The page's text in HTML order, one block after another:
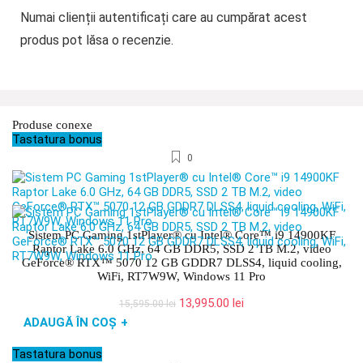
Numai clienții autentificați care au cumpărat acest
produs pot lăsa o recenzie.
Produse conexe
Tastatura bonus
0
Sistem PC Gaming 1stPlayer® cu Intel® Core™ i9 14900KF
Raptor Lake 6.0 GHz, 64 GB DDR5, SSD 2 TB M.2, video
GeForce® RTX™ 5070 12 GB GDDR7 DLSS4, liquid cooling,
WiFi, RT7W9W, Windows 11 Pro
15,595.00lei Prețul
13,995.00 lei
ADAUGĂ ÎN COȘ +
Tastatura bonus